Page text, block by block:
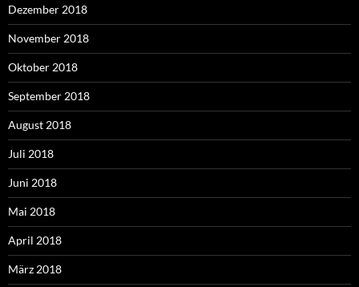
Dezember 2018
November 2018
Oktober 2018
September 2018
August 2018
Juli 2018
Juni 2018
Mai 2018
April 2018
März 2018